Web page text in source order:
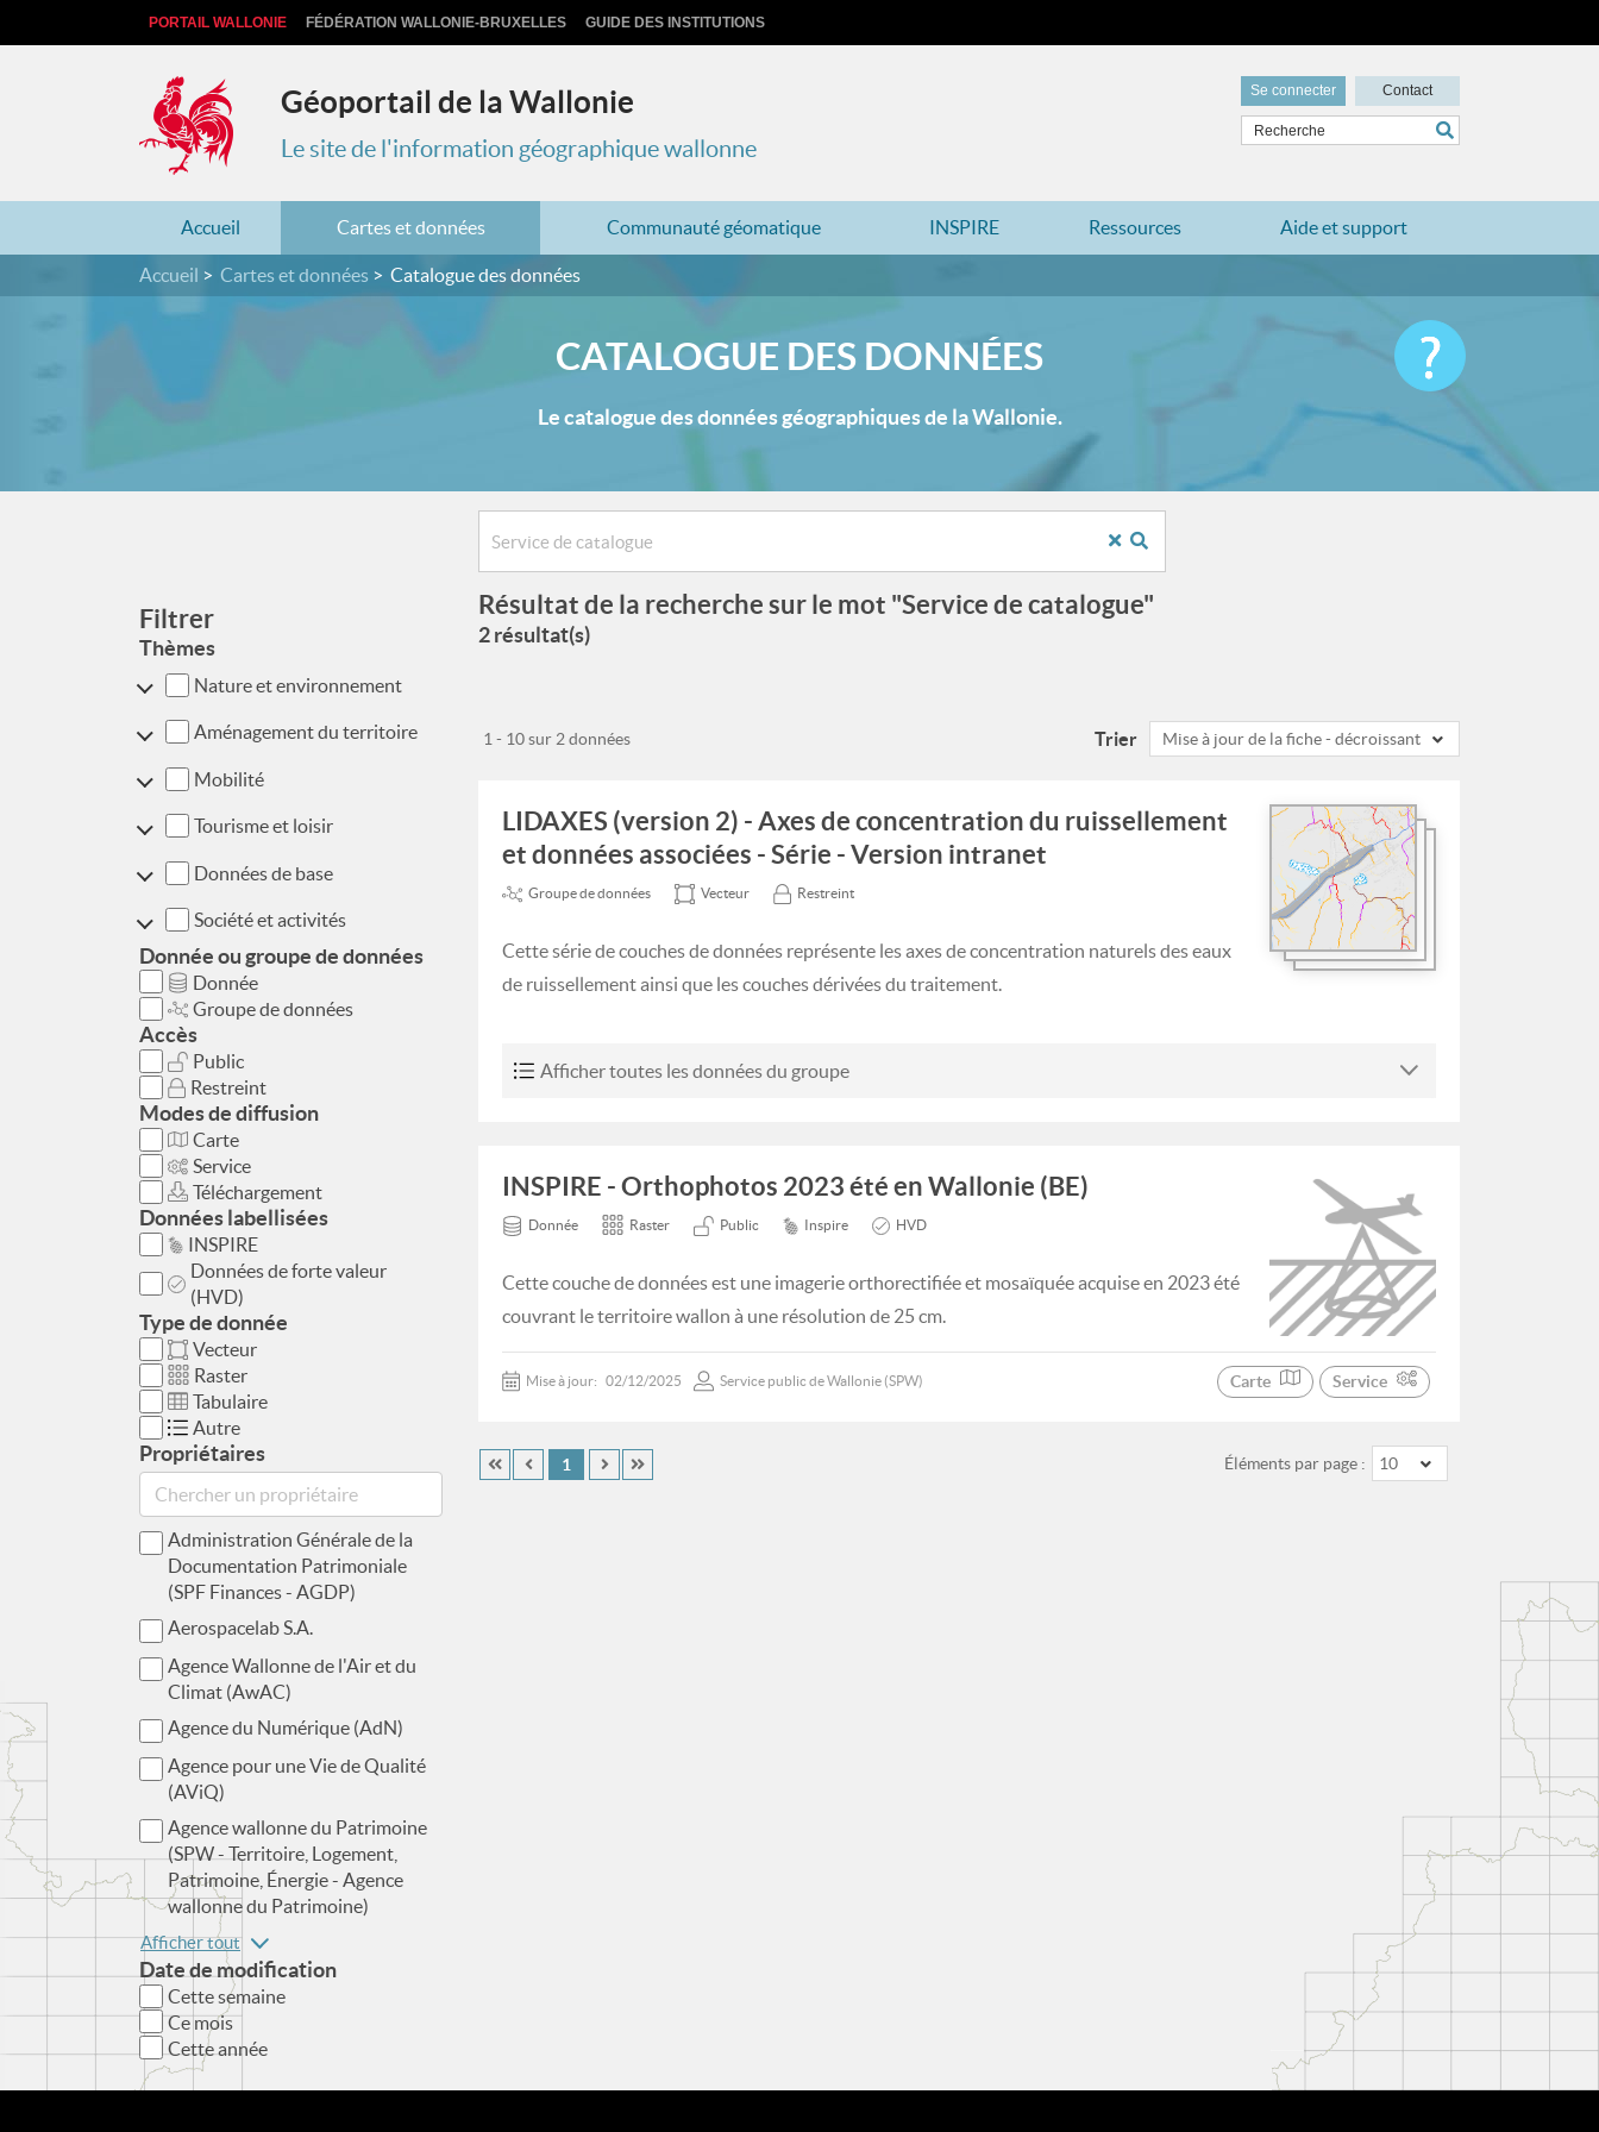
PORTAIL WALLONIE FÉDÉRATION WALLONIE-BRUXELLES GUIDE DES INSTITUTIONS
Géoportail de la Wallonie
Le site de l'information géographique wallonne
Se connecter Contact
Accueil Cartes et données Communauté géomatique INSPIRE Ressources Aide et support
Accueil Cartes et données Catalogue des données
CATALOGUE DES DONNÉES
Le catalogue des données géographiques de la Wallonie.
Filtrer
Thèmes
Nature et environnement
Aménagement du territoire
Mobilité
Tourisme et loisir
Données de base
Société et activités
Donnée ou groupe de données
Donnée
Groupe de données
Accès
Public
Restreint
Modes de diffusion
Carte
Service
Téléchargement
Données labellisées
INSPIRE
Données de forte valeur
(HVD)
Type de donnée
Vecteur
Raster
Tabulaire
Autre
Propriétaires
Administration Générale de la
Documentation Patrimoniale
(SPF Finances - AGDP)
Aerospacelab S.A.
Agence Wallonne de l'Air et du
Climat (AwAC)
Agence du Numérique (AdN)
Agence pour une Vie de Qualité
(AViQ)
Agence wallonne du Patrimoine
(SPW - Territoire, Logement,
Patrimoine, Énergie - Agence
wallonne du Patrimoine)
Afficher tout
Date de modification
Cette semaine
Ce mois
Cette année
Résultat de la recherche sur le mot "Service de catalogue"
2 résultat(s)
Trier Mise à jour de la fiche - décroissant
1 - 10 sur 2 données
LIDAXES (version 2) - Axes de concentration du ruissellement
et données associées - Série - Version intranet
Groupe de données Vecteur Restreint
Cette série de couches de données représente les axes de concentration naturels des eaux
de ruissellement ainsi que les couches dérivées du traitement.
Afficher toutes les données du groupe
INSPIRE - Orthophotos 2023 été en Wallonie (BE)
Donnée Raster Public Inspire HVD
Cette couche de données est une imagerie orthorectifiée et mosaïquée acquise en 2023 été
couvrant le territoire wallon à une résolution de 25 cm.
Mise à jour: 02/12/2025 Service public de Wallonie (SPW) Carte Service
Éléments par page : 10
1